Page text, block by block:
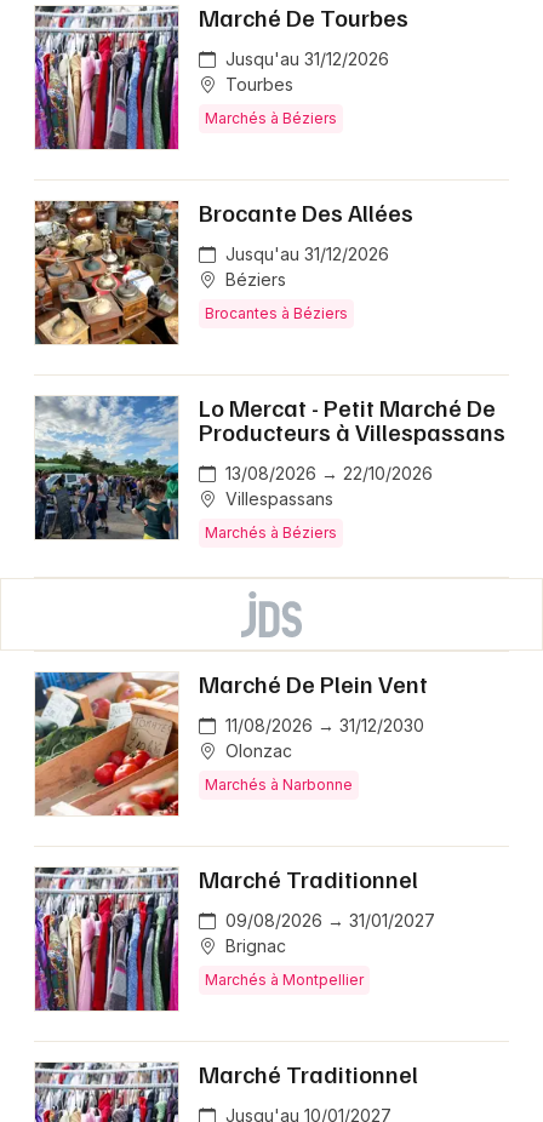
Marché De Tourbes
Jusqu'au 31/12/2026
Tourbes
Marchés à Béziers
Brocante Des Allées
Jusqu'au 31/12/2026
Béziers
Brocantes à Béziers
Lo Mercat - Petit Marché De
Producteurs à Villespassans
13/08/2026 → 22/10/2026
Villespassans
Marchés à Béziers
Marché De Plein Vent
11/08/2026 → 31/12/2030
Olonzac
Marchés à Narbonne
Marché Traditionnel
09/08/2026 → 31/01/2027
Brignac
Marchés à Montpellier
Marché Traditionnel
Jusqu'au 10/01/2027